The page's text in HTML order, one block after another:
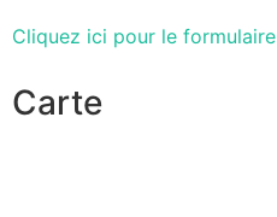
Cliquez ici pour le formulaire
Carte